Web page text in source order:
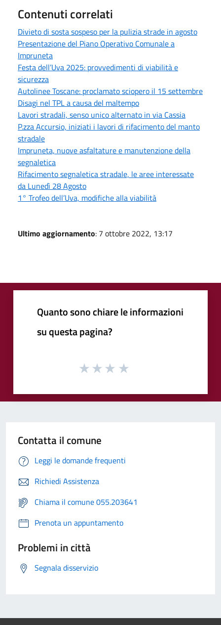
Contenuti correlati
Divieto di sosta sospeso per la pulizia strade in agosto
Presentazione del Piano Operativo Comunale a
Impruneta
Festa dell’Uva 2025: provvedimenti di viabilità e
sicurezza
Autolinee Toscane: proclamato sciopero il 15 settembre
Disagi nel TPL a causa del maltempo
Lavori stradali, senso unico alternato in via Cassia
P.zza Accursio, iniziati i lavori di rifacimento del manto
stradale
Impruneta, nuove asfaltature e manutenzione della
segnaletica
Rifacimento segnaletica stradale, le aree interessate
da Lunedì 28 Agosto
1° Trofeo dell’Uva, modifiche alla viabilità
Ultimo aggiornamento: 7 ottobre 2022, 13:17
Quanto sono chiare le informazioni
su questa pagina?
Contatta il comune
Leggi le domande frequenti
Richiedi Assistenza
Chiama il comune 055.203641
Prenota un appuntamento
Problemi in città
Segnala disservizio